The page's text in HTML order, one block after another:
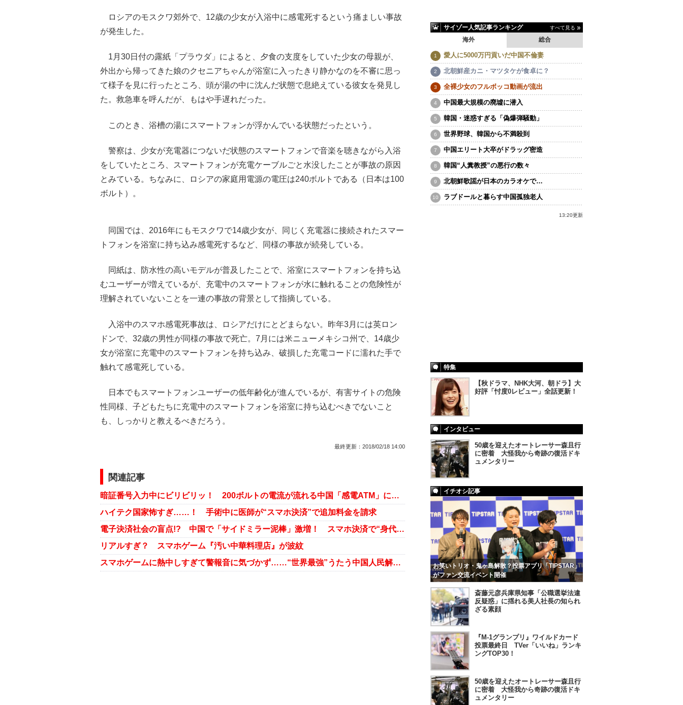
ロシアのモスクワ郊外で、12歳の少女が入浴中に感電死するという痛ましい事故
が発生した。
1月30日付の露紙「プラウダ」によると、夕食の支度をしていた少女の母親が、
外出から帰ってきた娘のクセニアちゃんが浴室に入ったきり静かなのを不審に思っ
て様子を見に行ったところ、頭が湯の中に沈んだ状態で息絶えている彼女を発見し
た。救急車を呼んだが、もはや手遅れだった。
このとき、浴槽の湯にスマートフォンが浮かんでいる状態だったという。
警察は、少女が充電器につないだ状態のスマートフォンで音楽を聴きながら入浴
をしていたところ、スマートフォンが充電ケーブルごと水没したことが事故の原因
とみている。ちなみに、ロシアの家庭用電源の電圧は240ボルトである（日本は100
ボルト）。
同国では、2016年にもモスクワで14歳少女が、同じく充電器に接続されたスマー
トフォンを浴室に持ち込み感電死するなど、同様の事故が続発している。
同紙は、防水性の高いモデルが普及したことで、浴室にスマートフォンを持ち込
むユーザーが増えているが、充電中のスマートフォンが水に触れることの危険性が
理解されていないことを一連の事故の背景として指摘している。
入浴中のスマホ感電死事故は、ロシアだけにとどまらない。昨年3月には英ロン
ドンで、32歳の男性が同様の事故で死亡。7月には米ニューメキシコ州で、14歳少
女が浴室に充電中のスマートフォンを持ち込み、破損した充電コードに濡れた手で
触れて感電死している。
日本でもスマートフォンユーザーの低年齢化が進んでいるが、有害サイトの危険
性同様、子どもたちに充電中のスマートフォンを浴室に持ち込むべきでないこと
も、しっかりと教えるべきだろう。
最終更新： 2018/02/18 14:00
関連記事
暗証番号入力中にビリビリッ！ 200ボルトの電流が流れる中国「感電ATM」にご用心
ハイテク国家怖すぎ……！ 手術中に医師が“スマホ決済”で追加料金を請求
電子決済社会の盲点!? 中国で「サイドミラー泥棒」激増！ スマホ決済で“身代金”要求も……
リアルすぎ？ スマホゲーム『汚い中華料理店』が波紋
スマホゲームに熱中しすぎて警報音に気づかず……“世界最強”うたう中国人民解放軍が崩壊間近!?
サイゾー人気記事ランキング すべて見る
海外 総合
愛人に5000万円貢いだ中国不倫妻
北朝鮮産カニ・マツタケが食卓に？
全裸少女のフルボッコ動画が流出
中国最大規模の廃墟に潜入
韓国・迷惑すぎる「偽爆弾騒動」
世界野球、韓国から不満殺到
中国エリート大卒がドラッグ密造
韓国“人糞教授”の悪行の数々
北朝鮮歌謡が日本のカラオケで…
ラブドールと暮らす中国孤独老人
13:20更新
特集
【秋ドラマ、NHK大河、朝ドラ】大
好評「忖度0レビュー」全話更新！
インタビュー
50歳を迎えたオートレーサー森且行
に密着 大怪我から奇跡の復活ドキ
ュメンタリー
イチオシ記事
お笑いトリオ・鬼ヶ島解散？投票アプリ「TIPSTAR」
がファン交流イベント開催
斎藤元彦兵庫県知事「公職選挙法違
反疑惑」に揺れる美人社長の知られ
ざる素顔
『M-1グランプリ』ワイルドカード
投票最終日 TVer「いいね」ランキ
ングTOP30！
50歳を迎えたオートレーサー森且行
に密着 大怪我から奇跡の復活ドキ
ュメンタリー